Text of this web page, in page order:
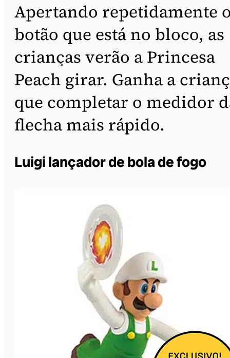
Apertando repetidamente
botão que está no bloco, as
crianças verão a Princesa
Peach girar. Ganha a
que completar o medidor
flecha mais rápido.
Luigi lançador de bola de fogo